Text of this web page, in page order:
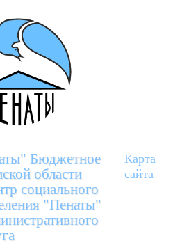
Бюджетное
области
социального
"Пенаты"
Карта
сайта